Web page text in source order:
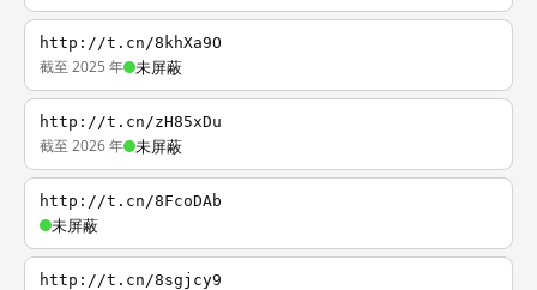
http://t.cn/8khXa9O
截至 2025 年 未屏蔽
http://t.cn/zH85xDu
截至 2026 年 未屏蔽
http://t.cn/8FcoDAb
未屏蔽
http://t.cn/8sgjcy9